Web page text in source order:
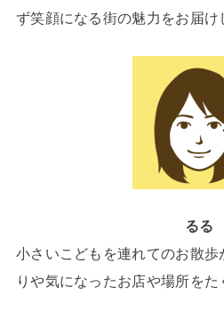
ず笑顔になる街の魅力をお届け
るる
小さいこどもを連れてのお散歩
りや気になったお店や場所をた